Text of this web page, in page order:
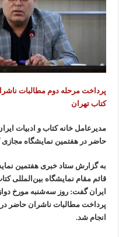
پرداخت مرحله دوم مطالبات
کتاب تهران
مدیرعامل خانه کتاب و ادبیات
حاضر در هفتمین نمایشگاه مجازی
به گزارش ستاد خبری هفتمین
قائم مقام نمایشگاه بین‌المللی
پرداخت مطالبات ناشران حاضر
انجام شد.